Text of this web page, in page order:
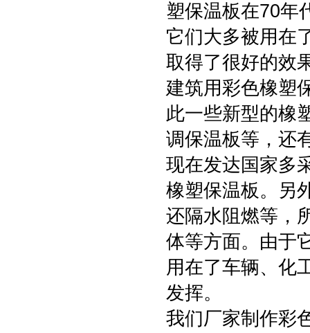
塑保温板在70年
它们大多被用在
取得了很好的效
建筑用彩色橡塑
此一些新型的橡
调保温板等，还
现在发达国家多
橡塑保温板。另
还隔水阻燃等，
体等方面。由于
用在了车辆、化
发挥。
我们厂家制作彩